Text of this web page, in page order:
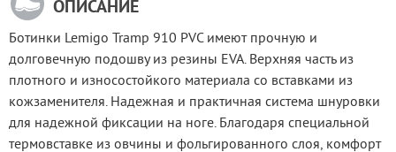
ОПИСАНИЕ
Ботинки Lemigo Tramp 910 PVC имеют прочную и
долговечную подошву из резины EVA. Верхняя часть из
плотного и износостойкого материала со вставками из
кожзаменителя. Надежная и практичная система шнуровки
для надежной фиксации на ноге. Благодаря специальной
термовставке из овчины и фольгированного слоя, комфорт